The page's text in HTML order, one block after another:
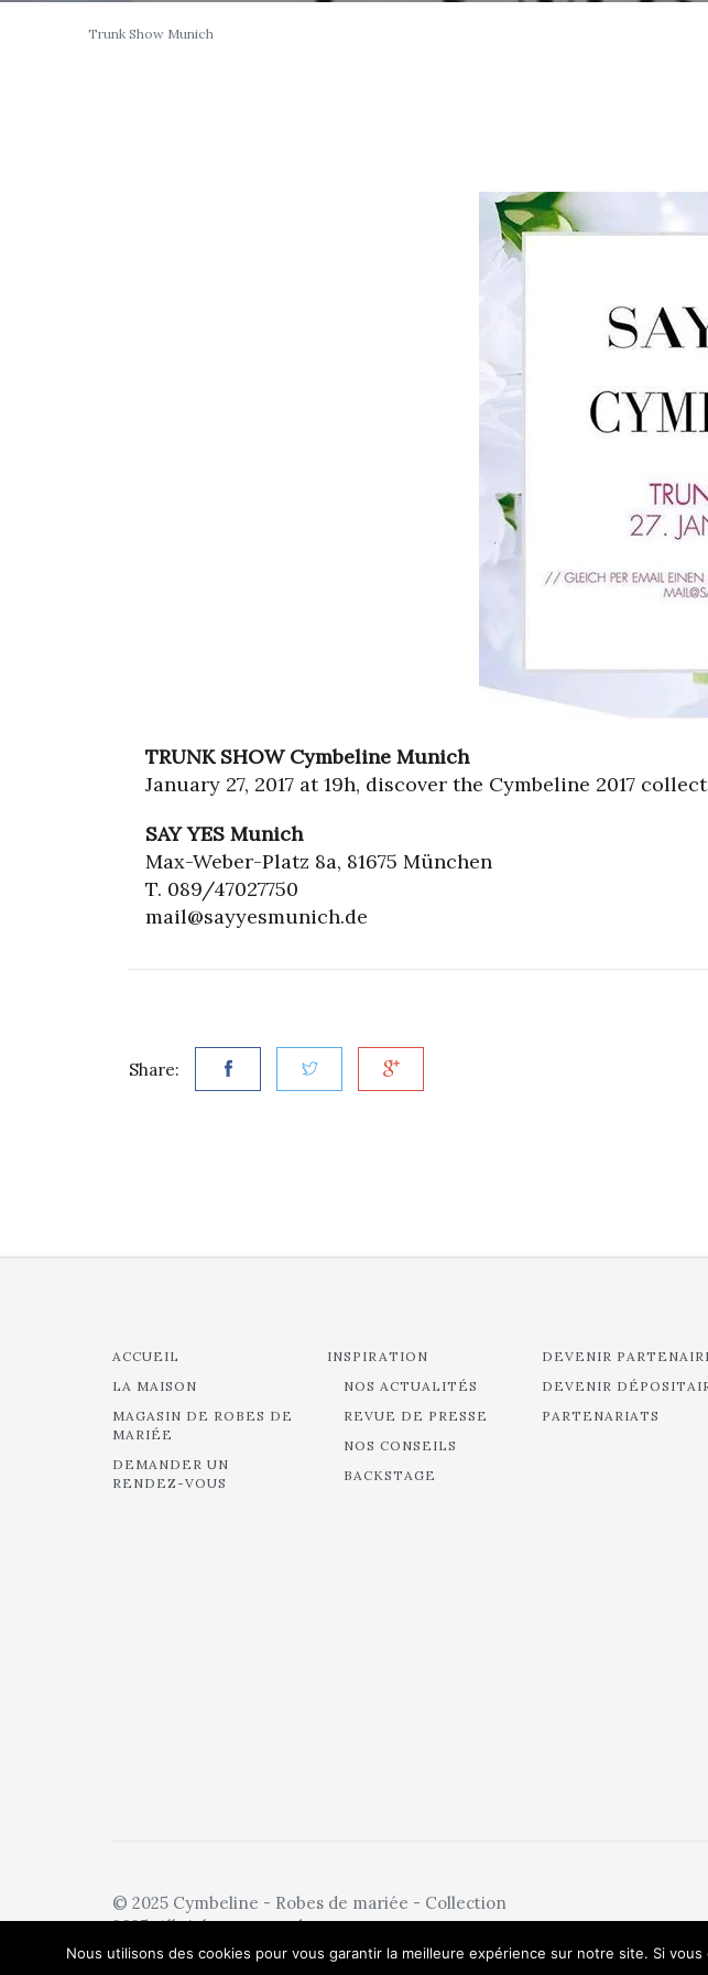
Trunk Show Munich
TRUNK SHOW Cymbeline Munich
January 27, 2017 at 19h, discover the Cymbeline 2017
SAY YES Munich
Max-Weber-Platz 8a, 81675 München
T. 089/47027750
mail@sayyesmunich.de
Share:
ACCUEIL
LA MAISON
MAGASIN DE ROBES DE
MARIÉE
DEMANDER UN
RENDEZ-VOUS
INSPIRATION
NOS ACTUALITÉS
REVUE DE PRESSE
NOS CONSEILS
BACKSTAGE
DEVENIR
DEVENIR
PARTENARIATS
© 2025 Cymbeline - Robes de mariée - Collection
2025. All rights reserved.
Nous utilisons des cookies pour vous garantir la meilleure expérience sur notre site. Si